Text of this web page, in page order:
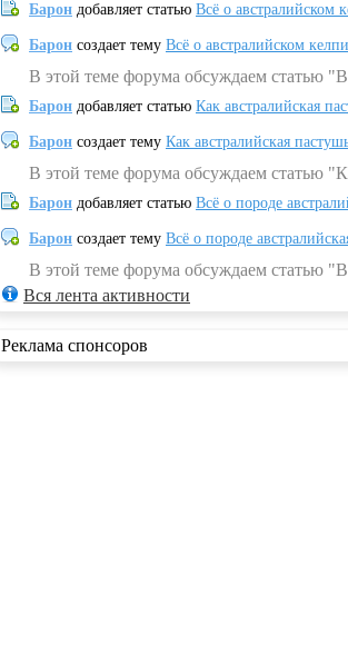
Барон добавляет статью Всё о австралийском
Барон создает тему Всё о австралийском келпи
В этой теме форума обсуждаем статью
Барон добавляет статью Как австралийская
Барон создает тему Как австралийская
В этой теме форума обсуждаем статью
Барон добавляет статью Всё о породе
Барон создает тему Всё о породе
В этой теме форума обсуждаем статью
Вся лента активности
Реклама спонсоров